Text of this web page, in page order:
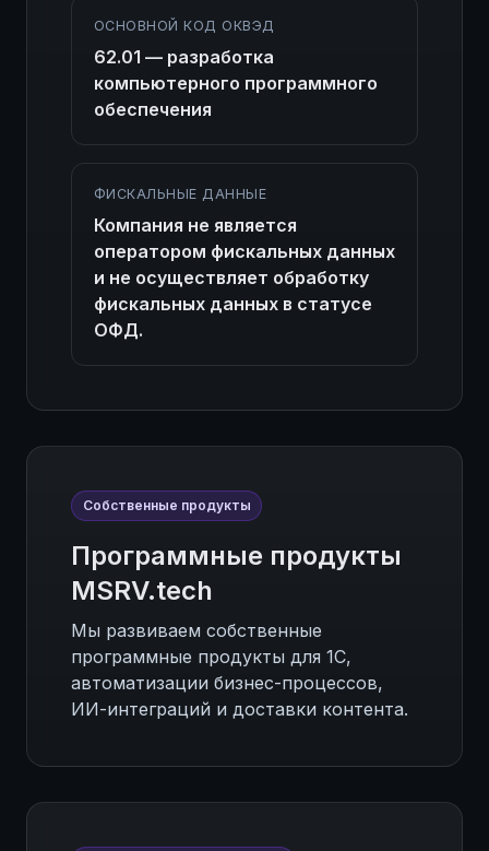
ОСНОВНОЙ КОД ОКВЭД
62.01 — разработка
компьютерного программного
обеспечения
ФИСКАЛЬНЫЕ ДАННЫЕ
Компания не является
оператором фискальных данных
и не осуществляет обработку
фискальных данных в статусе
ОФД.
Собственные продукты
Программные продукты
MSRV.tech
Мы развиваем собственные
программные продукты для 1С,
автоматизации бизнес-процессов,
ИИ-интеграций и доставки контента.